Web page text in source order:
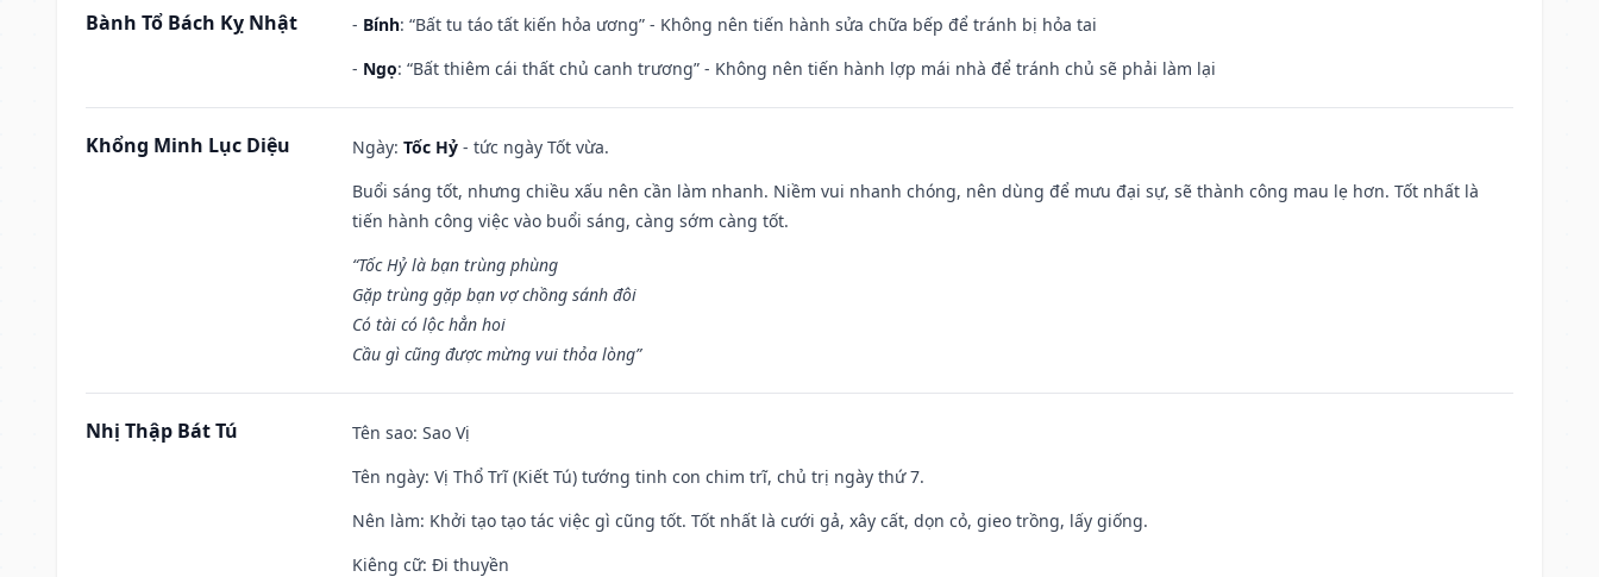
Bành Tổ Bách Kỵ Nhật - Bính: “Bất tu táo tất kiến hỏa ương” - Không nên tiến hành sửa chữa bếp để tránh bị hỏa tai
- Ngọ: “Bất thiêm cái thất chủ canh trương” - Không nên tiến hành lợp mái nhà để tránh chủ sẽ phải làm lại
Khổng Minh Lục Diệu Ngày: Tốc Hỷ - tức ngày Tốt vừa.
Buổi sáng tốt, nhưng chiều xấu nên cần làm nhanh. Niềm vui nhanh chóng, nên dùng để mưu đại sự, sẽ thành công mau lẹ hơn. Tốt nhất là
tiến hành công việc vào buổi sáng, càng sớm càng tốt.
“Tốc Hỷ là bạn trùng phùng
Gặp trùng gặp bạn vợ chồng sánh đôi
Có tài có lộc hẳn hoi
Cầu gì cũng được mừng vui thỏa lòng”
Nhị Thập Bát Tú Tên sao: Sao Vị
Tên ngày: Vị Thổ Trĩ (Kiết Tú) tướng tinh con chim trĩ, chủ trị ngày thứ 7.
Nên làm: Khởi tạo tạo tác việc gì cũng tốt. Tốt nhất là cưới gả, xây cất, dọn cỏ, gieo trồng, lấy giống.
Kiêng cữ: Đi thuyền